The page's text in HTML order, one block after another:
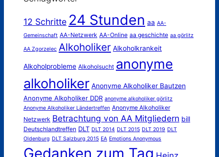
12 Schritte 24 Stunden aa AA-
Gemeinschaft AA-Netzwerk AA-Online aa geschichte aa görlitz
AA Zgorzelec Alkoholiker Alkoholkrankeit
Alkoholprobleme Alkoholsucht anonyme
alkoholiker Anonyme Alkoholiker Bautzen
Anonyme Alkoholiker DDR anonyme alkoholiker görlitz
Anonyme Alkoholiker Ländertreffen Anonyme Alkoholiker
Netzwerk Betrachtung von AA Mitgliedern bill
Deutschlandtreffen DLT DLT 2014 DLT 2015 DLT 2019 DLT
Oldenburg DLT Salzburg 2015 EA Emotions Anonymous
Gedanken zum Tag